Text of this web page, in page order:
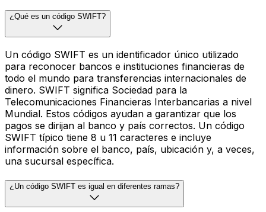
¿Qué es un código SWIFT?
Un código SWIFT es un identificador único utilizado
para reconocer bancos e instituciones financieras de
todo el mundo para transferencias internacionales de
dinero. SWIFT significa Sociedad para la
Telecomunicaciones Financieras Interbancarias a nivel
Mundial. Estos códigos ayudan a garantizar que los
pagos se dirijan al banco y país correctos. Un código
SWIFT típico tiene 8 u 11 caracteres e incluye
información sobre el banco, país, ubicación y, a veces,
una sucursal específica.
¿Un código SWIFT es igual en diferentes ramas?